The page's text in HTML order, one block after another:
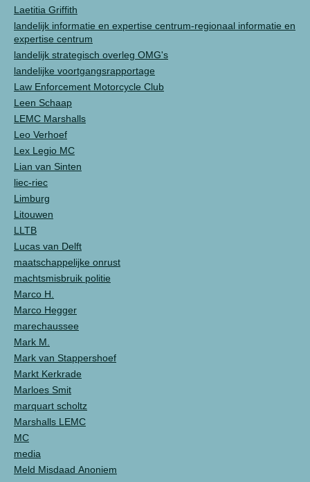
Laetitia Griffith
landelijk informatie en expertise centrum-regionaal informatie en
expertise centrum
landelijk strategisch overleg OMG's
landelijke voortgangsrapportage
Law Enforcement Motorcycle Club
Leen Schaap
LEMC Marshalls
Leo Verhoef
Lex Legio MC
Lian van Sinten
liec-riec
Limburg
Litouwen
LLTB
Lucas van Delft
maatschappelijke onrust
machtsmisbruik politie
Marco H.
Marco Hegger
marechaussee
Mark M.
Mark van Stappershoef
Markt Kerkrade
Marloes Smit
marquart scholtz
Marshalls LEMC
MC
media
Meld Misdaad Anoniem